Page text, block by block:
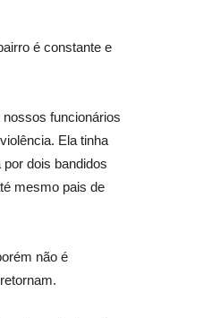
é constante e
funcionários
Ela tinha
dois bandidos
mesmo pais de
não é